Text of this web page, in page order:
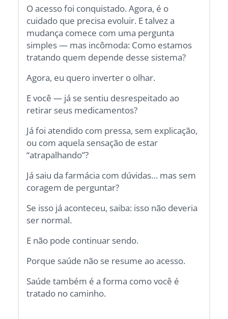
O acesso foi conquistado. Agora, é o
cuidado que precisa evoluir. E talvez a
mudança comece com uma pergunta
simples — mas incômoda: Como estamos
tratando quem depende desse sistema?
Agora, eu quero inverter o olhar.
E você — já se sentiu desrespeitado ao
retirar seus medicamentos?
Já foi atendido com pressa, sem explicação,
ou com aquela sensação de estar
“atrapalhando”?
Já saiu da farmácia com dúvidas… mas sem
coragem de perguntar?
Se isso já aconteceu, saiba: isso não deveria
ser normal.
E não pode continuar sendo.
Porque saúde não se resume ao acesso.
Saúde também é a forma como você é
tratado no caminho.